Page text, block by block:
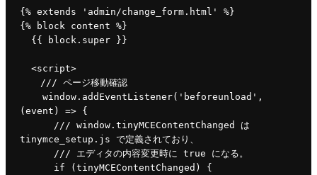
{% extends 'admin/change_form.html' %}
{%
block content %}
  {{
block . super }}
  <
script>
/// ページ移動確認
window. addEventListener( 'beforeunload' ,
(event) => {
/// window.tinyMCEContentChanged は
tinymce_setup.js で定義されており、
/// エディタの内容変更時に true になる。
if
( tinyMCEContentChanged ) {